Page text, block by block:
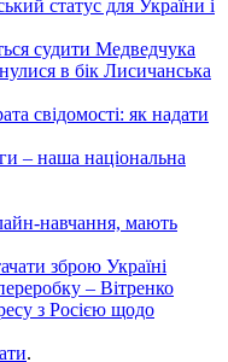
статус для України і
судити Медведчука
в бік Лисичанська
свідомості: як надати
– наша національна
навчання, мають
зброю Україні
– Вітренко
з Росією щодо
.